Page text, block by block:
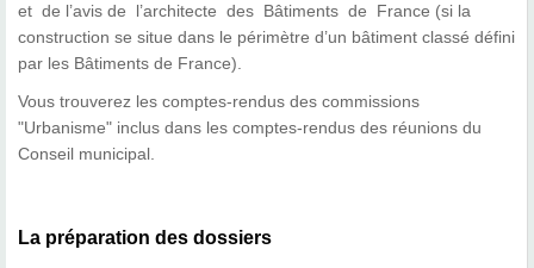
et de l’avis de l’architecte des Bâtiments de France (si la
construction se situe dans le périmètre d’un bâtiment classé défini
par les Bâtiments de France).
Vous trouverez les comptes-rendus des commissions
"Urbanisme" inclus dans les comptes-rendus des réunions du
Conseil municipal.
La préparation des dossiers